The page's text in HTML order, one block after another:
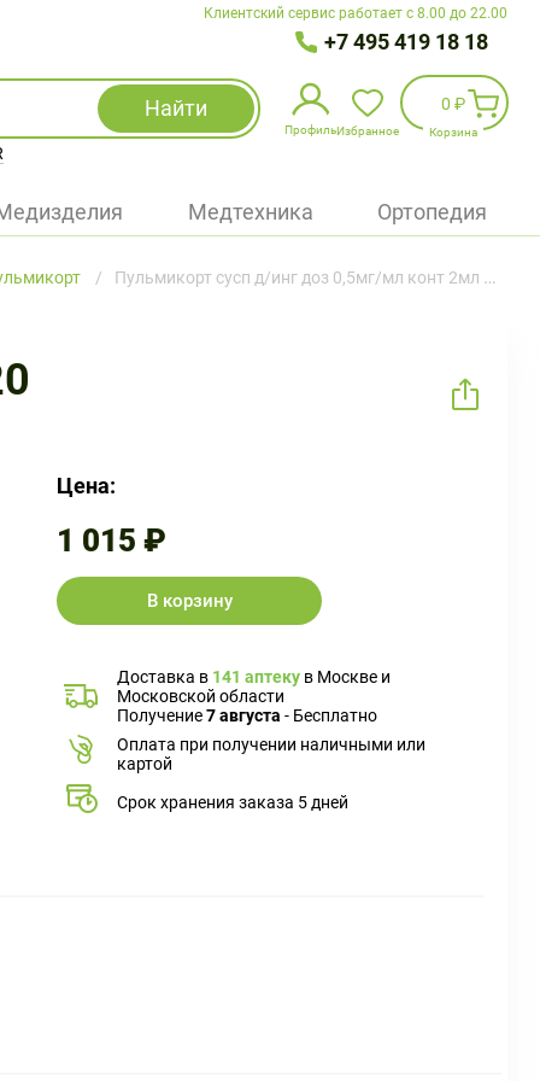
Клиентский сервис работает с 8.00 до 22.00
+7 495 419 18 18
Найти
Профиль
Избранное
Войти
Избранное
0 ₽
Корзина
Медтехника Ортопедия
Пульмикорт сусп д/инг доз 0,5мг/мл конт 2мл №20
Цена:
1 015 ₽
В корзину
Доставка в 141 аптеку в Москве и
Московской области
Получение7 августа - Бесплатно
Оплата при получении наличными или
картой
Срок хранения заказа 5 дней